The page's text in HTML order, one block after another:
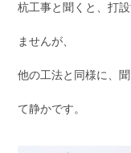
杭工事と聞くと、打
ませんが、
他の工法と同様に、
て静かです。